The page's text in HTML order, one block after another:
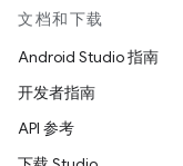
文档和下载
Android Studio 指南
开发者指南
API 参考